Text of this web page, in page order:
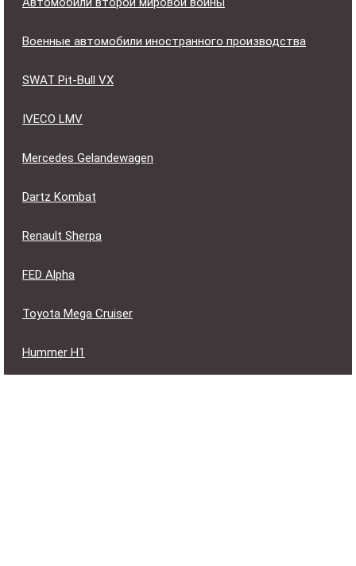
Военные автомобили иностранного производства
SWAT Pit-Bull VX
IVECO LMV
Mercedes Gelandewagen
Dartz Kombat
Renault Sherpa
FED Alpha
Toyota Mega Cruiser
Hummer H1